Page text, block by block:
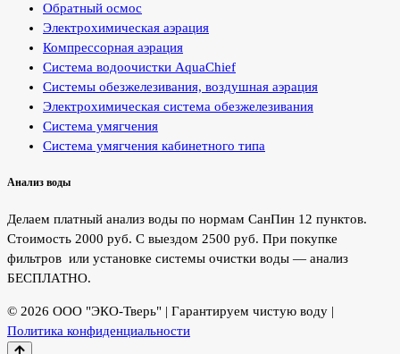
Обратный осмос
Электрохимическая аэрация
Компрессорная аэрация
Система водоочистки AquaChief
Системы обезжелезивания, воздушная аэрация
Электрохимическая система обезжелезивания
Система умягчения
Система умягчения кабинетного типа
Анализ воды
Делаем платный анализ воды по нормам СанПин 12 пунктов.
Стоимость 2000 руб. С выездом 2500 руб. При покупке
фильтров или установке системы очистки воды — анализ
БЕСПЛАТНО.
© 2026 ООО "ЭКО-Тверь" | Гарантируем чистую воду |
Политика конфиденциальности